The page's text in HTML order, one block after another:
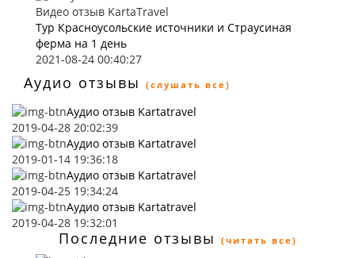
Видео отзыв KartaTravel
Тур Красноусольские источники и Страусиная
ферма на 1 день
2021-08-24 00:40:27
Аудио отзывы (слушать все)
Аудио отзыв Kartatravel
2019-04-28 20:02:39
Аудио отзыв Kartatravel
2019-01-14 19:36:18
Аудио отзыв Kartatravel
2019-04-25 19:34:24
Аудио отзыв Kartatravel
2019-04-28 19:32:01
Последние отзывы (читать все)